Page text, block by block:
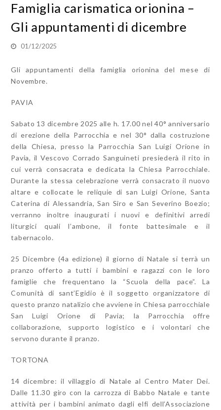
Famiglia carismatica orionina –
Gli appuntamenti di dicembre
01/12/2025
Gli appuntamenti della famiglia orionina del mese di
Novembre.
PAVIA
Sabato 13 dicembre 2025 alle h. 17.00 nel 40° anniversario
di erezione della Parrocchia e nel 30° dalla costruzione
della Chiesa, presso la Parrocchia San Luigi Orione in
Pavia, il Vescovo Corrado Sanguineti presiederà il rito in
cui verrà consacrata e dedicata la Chiesa Parrocchiale.
Durante la stessa celebrazione verrà consacrato il nuovo
altare e collocate le reliquie di san Luigi Orione, Santa
Caterina di Alessandria, San Siro e San Severino Boezio;
verranno inoltre inaugurati i nuovi e definitivi arredi
liturgici quali l’ambone, il fonte battesimale e il
tabernacolo.
25 Dicembre (4a edizione) il giorno di Natale si terrà un
pranzo offerto a tutti i bambini e ragazzi con le loro
famiglie che frequentano la “Scuola della pace”. La
Comunità di sant’Egidio è il soggetto organizzatore di
questo pranzo natalizio che avviene in Chiesa parrocchiale
San Luigi Orione di Pavia; la Parrocchia offre
collaborazione, supporto logistico e i volontari che
servono durante il pranzo.
TORTONA
14 dicembre: il villaggio di Natale al Centro Mater Dei.
Dalle 11.30 giro con la carrozza di Babbo Natale e tante
attività per i bambini animato dagli elfi dell’Associazione